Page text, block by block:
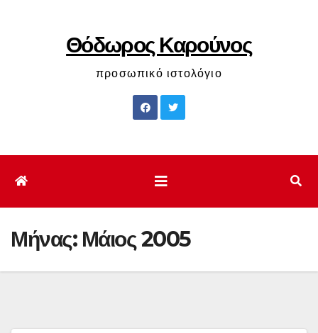
Θόδωρος Καρούνος
προσωπικό ιστολόγιο
Μήνας: Μάιος 2005